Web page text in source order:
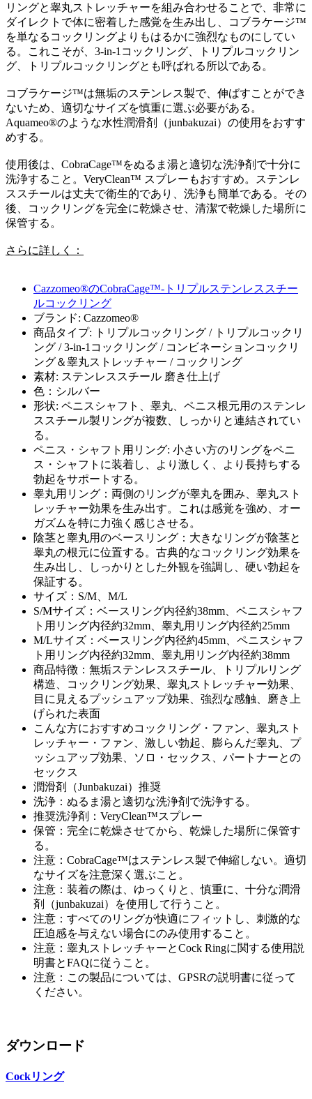
リングと睾丸ストレッチャーを組み合わせることで、非常に
ダイレクトで体に密着した感覚を生み出し、コブラケージ™
を単なるコックリングよりもはるかに強烈なものにしてい
る。これこそが、3-in-1コックリング、トリプルコックリン
グ、トリプルコックリングとも呼ばれる所以である。
コブラケージ™は無垢のステンレス製で、伸ばすことができ
ないため、適切なサイズを慎重に選ぶ必要がある。
Aquameo®のような水性潤滑剤（junbakuzai）の使用をおすす
めする。
使用後は、CobraCage™をぬるま湯と適切な洗浄剤で十分に
洗浄すること。VeryClean™ スプレーもおすすめ。ステンレ
ススチールは丈夫で衛生的であり、洗浄も簡単である。その
後、コックリングを完全に乾燥させ、清潔で乾燥した場所に
保管する。
さらに詳しく：
Cazzomeo®のCobraCage™-トリプルステンレススチー
ルコックリング
ブランド: Cazzomeo®
商品タイプ: トリプルコックリング / トリプルコックリ
ング / 3-in-1コックリング / コンビネーションコックリ
ング＆睾丸ストレッチャー / コックリング
素材: ステンレススチール 磨き仕上げ
色：シルバー
形状: ペニスシャフト、睾丸、ペニス根元用のステンレ
ススチール製リングが複数、しっかりと連結されてい
る。
ペニス・シャフト用リング: 小さい方のリングをペニ
ス・シャフトに装着し、より激しく、より長持ちする
勃起をサポートする。
睾丸用リング：両側のリングが睾丸を囲み、睾丸スト
レッチャー効果を生み出す。これは感覚を強め、オー
ガズムを特に力強く感じさせる。
陰茎と睾丸用のベースリング：大きなリングが陰茎と
睾丸の根元に位置する。古典的なコックリング効果を
生み出し、しっかりとした外観を強調し、硬い勃起を
保証する。
サイズ：S/M、M/L
S/Mサイズ：ベースリング内径約38mm、ペニスシャフ
ト用リング内径約32mm、睾丸用リング内径約25mm
M/Lサイズ：ベースリング内径約45mm、ペニスシャフ
ト用リング内径約32mm、睾丸用リング内径約38mm
商品特徴：無垢ステンレススチール、トリプルリング
構造、コックリング効果、睾丸ストレッチャー効果、
目に見えるプッシュアップ効果、強烈な感触、磨き上
げられた表面
こんな方におすすめコックリング・ファン、睾丸スト
レッチャー・ファン、激しい勃起、膨らんだ睾丸、プ
ッシュアップ効果、ソロ・セックス、パートナーとの
セックス
潤滑剤（Junbakuzai）推奨
洗浄：ぬるま湯と適切な洗浄剤で洗浄する。
推奨洗浄剤：VeryClean™スプレー
保管：完全に乾燥させてから、乾燥した場所に保管す
る。
注意：CobraCage™はステンレス製で伸縮しない。適切
なサイズを注意深く選ぶこと。
注意：装着の際は、ゆっくりと、慎重に、十分な潤滑
剤（junbakuzai）を使用して行うこと。
注意：すべてのリングが快適にフィットし、刺激的な
圧迫感を与えない場合にのみ使用すること。
注意：睾丸ストレッチャーとCock Ringに関する使用説
明書とFAQに従うこと。
注意：この製品については、GPSRの説明書に従って
ください。
ダウンロード
Cockリング